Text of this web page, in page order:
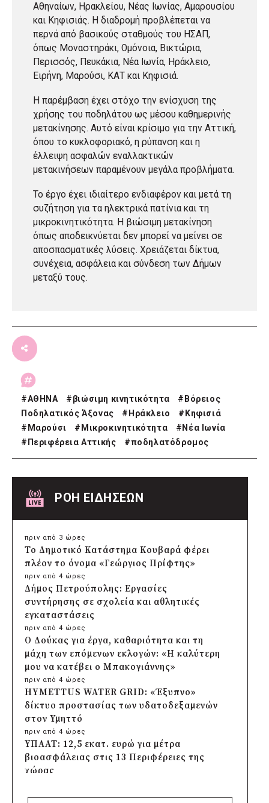
Αθηναίων, Ηρακλείου, Νέας Ιωνίας, Αμαρουσίου
και Κηφισιάς. Η διαδρομή προβλέπεται να
περνά από βασικούς σταθμούς του ΗΣΑΠ,
όπως Μοναστηράκι, Ομόνοια, Βικτώρια,
Περισσός, Πευκάκια, Νέα Ιωνία, Ηράκλειο,
Ειρήνη, Μαρούσι, ΚΑΤ και Κηφισιά.
Η παρέμβαση έχει στόχο την ενίσχυση της
χρήσης του ποδηλάτου ως μέσου καθημερινής
μετακίνησης. Αυτό είναι κρίσιμο για την Αττική,
όπου το κυκλοφοριακό, η ρύπανση και η
έλλειψη ασφαλών εναλλακτικών
μετακινήσεων παραμένουν μεγάλα προβλήματα.
Το έργο έχει ιδιαίτερο ενδιαφέρον και μετά τη
συζήτηση για τα ηλεκτρικά πατίνια και τη
μικροκινητικότητα. Η βιώσιμη μετακίνηση
όπως αποδεικνύεται δεν μπορεί να μείνει σε
αποσπασματικές λύσεις. Χρειάζεται δίκτυα,
συνέχεια, ασφάλεια και σύνδεση των Δήμων
μεταξύ τους.
#ΑΘΗΝΑ #βιώσιμη κινητικότητα # Βόρειος
Ποδηλατικός Άξονας
# Ηράκλειο # Κηφισιά
# Μαρούσι # Μικροκινητικότητα # Νέα Ιωνία
# Περιφέρεια Αττικής #ποδηλατόδρομος
ΡΟΗ ΕΙΔΗΣΕΩΝ
πριν από 3 ώρες
Το Δημοτικό Κατάστημα Κουβαρά φέρει
πλέον το όνομα «Γεώργιος Πρίφτης»
πριν από 4 ώρες
Δήμος Πετρούπολης: Εργασίες
συντήρησης σε σχολεία και αθλητικές
εγκαταστάσεις
πριν από 4 ώρες
Ο Δούκας για έργα, καθαριότητα και τη
μάχη των επόμενων εκλογών: «Η καλύτερη
μου να κατέβει ο Μπακογιάννης»
πριν από 4 ώρες
HYMETTUS WATER GRID: «Έξυπνο»
δίκτυο προστασίας των υδατοδεξαμενών
στον Υμηττό
πριν από 4 ώρες
ΥΠΑΑΤ: 12,5 εκατ. ευρώ για μέτρα
βιοασφάλειας στις 13 Περιφέρειες της
χώρας
Πρέσπεια 2026: Έξι ημέρες πολιτισμού,